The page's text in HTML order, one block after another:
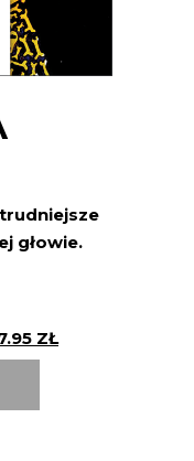
głowie.
ZŁ